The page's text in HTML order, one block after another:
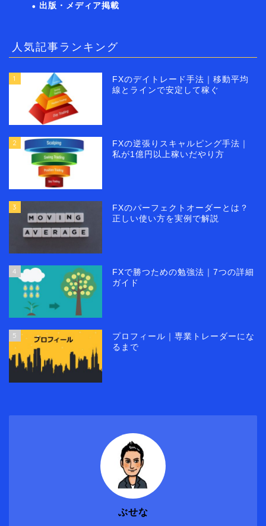
出版・メディア掲載
人気記事ランキング
1
FXのデイトレード手法｜移動平均
線とラインで安定して稼ぐ
2
FXの逆張りスキャルピング手法｜
私が1億円以上稼いだやり方
3
FXのパーフェクトオーダーとは？
正しい使い方を実例で解説
4
FXで勝つための勉強法｜7つの詳細
ガイド
5
プロフィール｜専業トレーダーにな
るまで
ぶせな